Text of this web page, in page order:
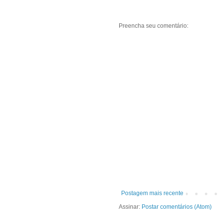
Preencha seu comentário:
Postagem mais recente
Assinar: Postar comentários (Atom)